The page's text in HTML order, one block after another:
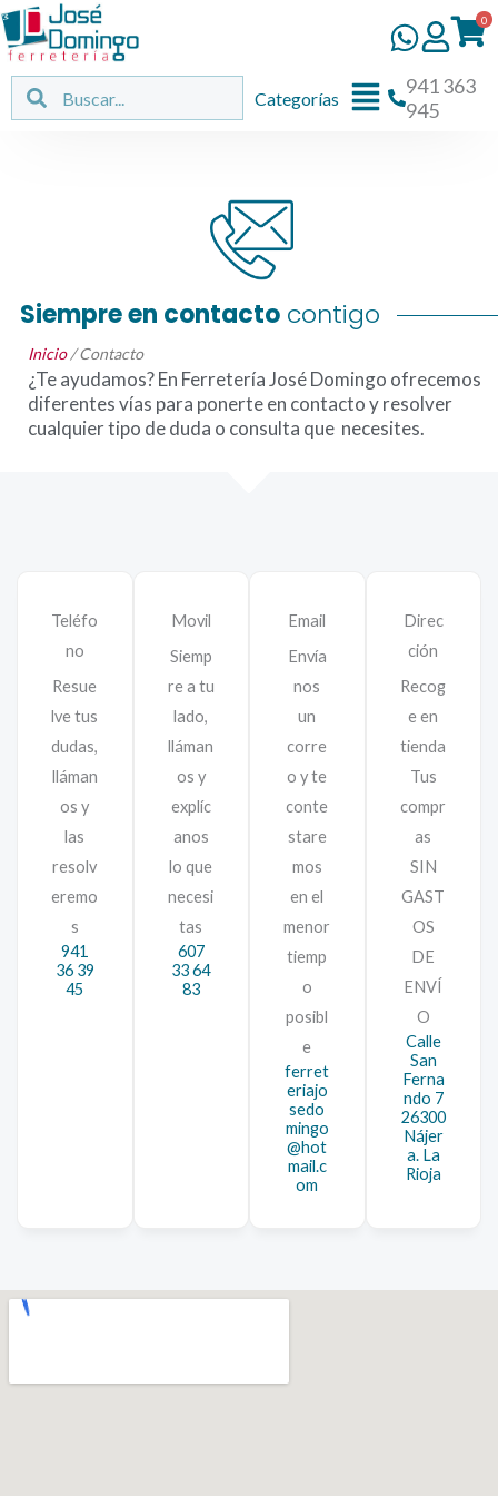
Ir
al
contenido
0
Buscar Buscar
Flyout
Categorías
941 363
945
Siempre en contacto contigo
Inicio/ Contacto
¿Te ayudamos? En Ferretería José Domingo ofrecemos
diferentes vías para ponerte en contacto y resolver
cualquier tipo de duda o consulta que necesites.
Teléfo
no
Resue
lve tus
dudas,
lláman
os y
las
resolv
eremo
s
941
36 39
45
Movil
Siemp
re a tu
lado,
lláman
os y
explíc
anos
lo que
necesi
tas
607
33 64
83
Email
Envía
nos
un
corre
o y te
conte
stare
mos
en el
menor
tiemp
o
posibl
e
ferret
eriajo
sedo
mingo
@hot
mail.c
om
Direc
ción
Recog
e en
tienda
Tus
compr
as
SIN
GAST
OS
DE
ENVÍ
O
Calle
San
Ferna
ndo 7
26300
Nájer
a. La
Rioja